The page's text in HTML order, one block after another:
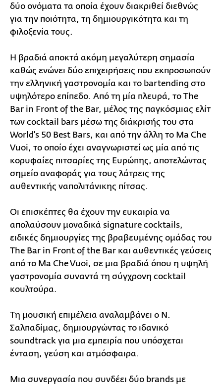
δύο ονόματα τα οποία έχουν διακριθεί διεθνώς
για την ποιότητα, τη δημιουργικότητα και τη
φιλοξενία τους.
Η βραδιά αποκτά ακόμη μεγαλύτερη σημασία
καθώς ενώνει δύο επιχειρήσεις που εκπροσωπούν
την ελληνική γαστρονομία και το bartending στο
υψηλότερο επίπεδο. Από τη μία πλευρά, το The
Bar in Front of the Bar, μέλος της παγκόσμιας ελίτ
των cocktail bars μέσω της διάκρισής του στα
World's 50 Best Bars, και από την άλλη το Ma Che
Vuoi, το οποίο έχει αναγνωριστεί ως μία από τις
κορυφαίες πιτσαρίες της Ευρώπης, αποτελώντας
σημείο αναφοράς για τους λάτρεις της
αυθεντικής ναπολιτάνικης πίτσας.
Οι επισκέπτες θα έχουν την ευκαιρία να
απολαύσουν μοναδικά signature cocktails,
ειδικές δημιουργίες της βραβευμένης ομάδας του
The Bar in Front of the Bar και αυθεντικές γεύσεις
από το Ma Che Vuoi, σε μια βραδιά όπου η υψηλή
γαστρονομία συναντά τη σύγχρονη cocktail
κουλτούρα.
Τη μουσική επιμέλεια αναλαμβάνει ο Ν.
Σαλπαδίμας, δημιουργώντας το ιδανικό
soundtrack για μια εμπειρία που υπόσχεται
ένταση, γεύση και ατμόσφαιρα.
Μια συνεργασία που συνδέει δύο brands με